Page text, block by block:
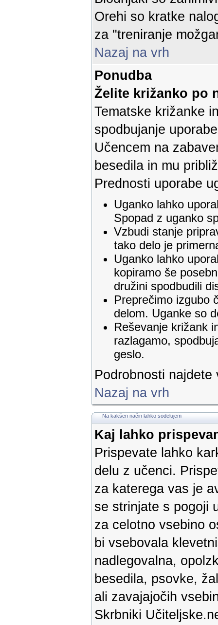
Orehi so kratke
za "treniranje
Nazaj na vrh
Ponudba
Želite križanko po
Tematske križanke
spodbujanje
Učencem na
besedila in mu
Prednosti uporabe
Uganko lahko
Spopad z uganko
Vzbudi stanje
tako delo je
Uganko lahko
kopiramo še
družini spodbudili
Preprečimo izgubo
delom. Uganke so
Reševanje križank
razlagamo,
geslo.
Podrobnosti
Nazaj na vrh
Na kakšen način lahko sodelujem
Kaj lahko
Prispevate lahko
delu z učenci.
za katerega vas je
se strinjate s pogoji
za celotno vsebino
bi vsebovala
nadlegovalna,
besedila, psovke,
ali zavajajočih
Skrbniki